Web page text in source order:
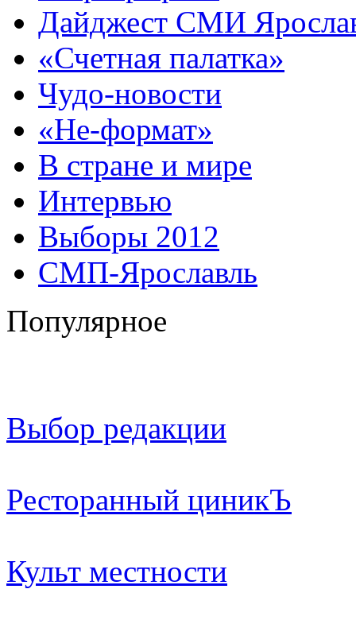
Дайджест СМИ
«Счетная палатка»
Чудо-новости
«Не-формат»
В стране и мире
Интервью
Выборы 2012
СМП-Ярославль
Популярное
Выбор редакции
Ресторанный циникЪ
Культ местности